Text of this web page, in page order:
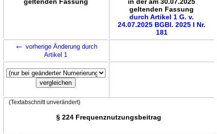
geltenden Fassung
durch Artikel 1 G. v.
24.07.2025 BGBl. 2025 I Nr.
181
← vorherige Änderung durch
Artikel 1
(Textabschnitt unverändert)
§ 224 Frequenznutzungsbeitrag